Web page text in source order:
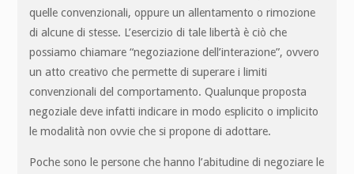
quelle convenzionali, oppure un allentamento o rimozione
di alcune di stesse. L’esercizio di tale libertà è ciò che
possiamo chiamare “negoziazione dell’interazione”, ovvero
un atto creativo che permette di superare i limiti
convenzionali del comportamento. Qualunque proposta
negoziale deve infatti indicare in modo esplicito o implicito
le modalità non ovvie che si propone di adottare.
Poche sono le persone che hanno l’abitudine di negoziare le